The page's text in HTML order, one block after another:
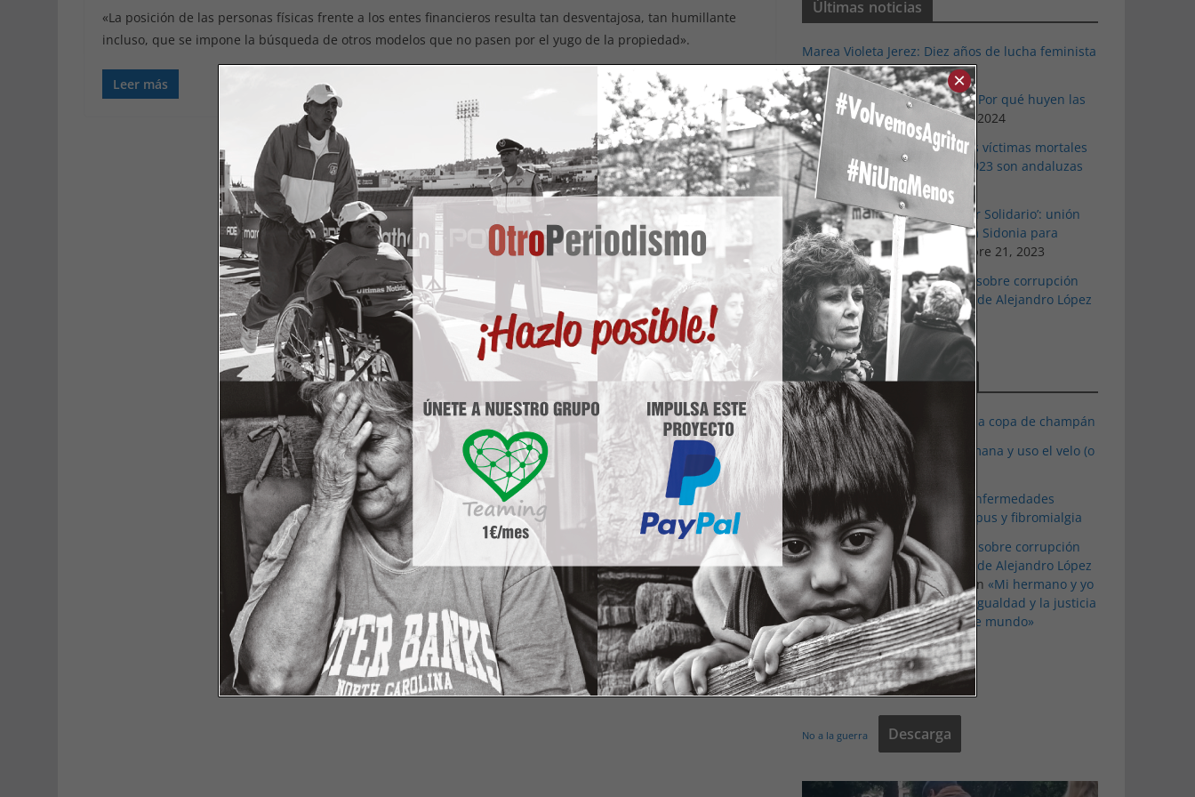
«La posición de las personas físicas frente a los entes financieros resulta tan desventajosa, tan humillante
incluso, que se impone la búsqueda de otros modelos que no pasen por el yugo de la propiedad».
Leer más
Últimas noticias
Marea Violeta Jerez: Diez años de lucha feminista
incansable marzo 7, 2024
‘Atlas Refugio 8M’, de Accem: Por qué huyen las
mujeres refugiadas
marzo 7, 2024
Apdha alerta: un tercio de las víctimas mortales
por violencia de género en 2023 son andaluzas
noviembre 22, 2023
La primera edición del ‘Alfajor Solidario’: unión
exitosa del pueblo de Medina Sidonia para
apoyar a Iván Castro
noviembre 21, 2023
‘Ajuste de cuentas’: la novela sobre corrupción
política de un ayuntamiento, de Alejandro López
Menacho noviembre 17, 2023
Comentarios recientes
celestinoenEl espejismo de la copa de champán
AurelienPor qué soy musulmana y uso el velo (o
no)
Francisca Gago Aguilera
Enfermedades
invisibles: mi día a día con lupus y fibromialgia
'Ajuste de cuentas': la novela sobre corrupción
política de un ayuntamiento, de Alejandro López
Menacho - Otro Periodismo en «Mi hermano y yo
estaremos batallando por la igualdad y la justicia
social hasta que dejemos este mundo»
Tweets by Otro_Periodismo
No a la guerra Descarga
×